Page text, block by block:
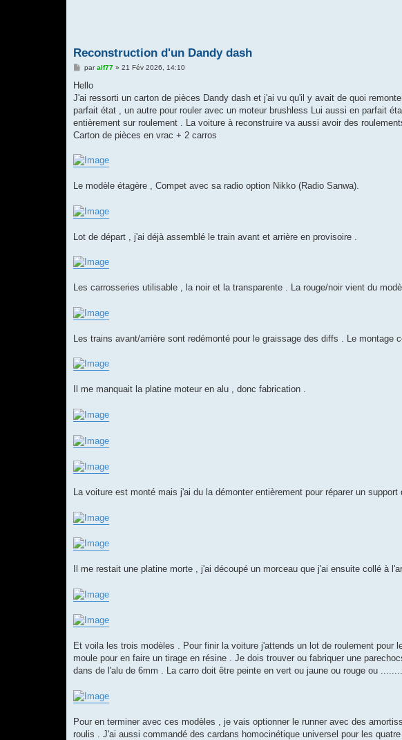
Reconstruction d'un Dandy dash
M
s
a
g
paralf77» 21 Fév 2026, 14:10
Hello
J'ai ressorti un carton de pièces Dandy dash et j'ai vu qu'il y avait de quoi
parfait état , un autre pour rouler avec un moteur brushless Lui aussi en parfait
entièrement sur roulement . La voiture à reconstruire va aussi avoir des
Carton de pièces en vrac + 2 carros
Le modèle étagère , Compet avec sa radio option Nikko (Radio Sanwa).
Lot de départ , j'ai déjà assemblé le train avant et arrière en provisoire .
Les carrosseries utilisable , la noir et la transparente . La rouge/noir vient du
Les trains avant/arrière sont redémonté pour le graissage des diffs . Le montage
Il me manquait la platine moteur en alu , donc fabrication .
La voiture est monté mais j'ai du la démonter entièrement pour réparer un
Il me restait une platine morte , j'ai découpé un morceau que j'ai ensuite collé à
Et voila les trois modèles . Pour finir la voiture j'attends un lot de roulement pour
moule pour en faire un tirage en résine . Je dois trouver ou fabriquer une
dans de l'alu de 6mm . La carro doit être peinte en vert ou jaune ou rouge ou
Pour en terminer avec ces modèles , je vais optionner le runner avec des
roulis . J'ai aussi commandé des cardans homocinétique universel pour les